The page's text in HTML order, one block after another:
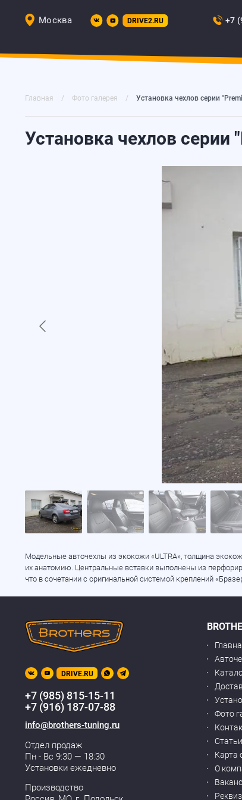
Москва DRIVE2.RU +7
Главная Фото галерея Установка чехлов серии
Установка чехлов
Модельные авточехлы из экокожи «ULTRA», толщина
их анатомию. Центральные вставки выполнены из
что в сочетании с оригинальной системой креплений
DRIVE.RU
+7 (985) 815-15-11
+7 (916) 187-07-88
info@brothers-tuning.ru
Отдел продаж
Пн - Вс 9:30 — 18:30
Установки ежедневно
Производство
Фото
Статьи
Карта
О